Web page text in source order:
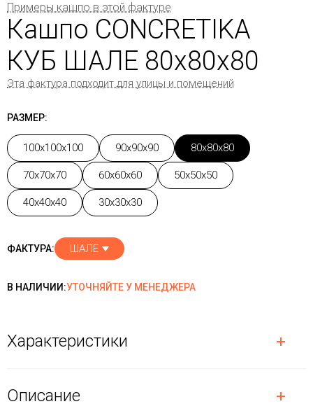
Примеры кашпо в этой фактуре
Кашпо CONCRETIKA
КУБ ШАЛЕ 80x80x80
Эта фактура подходит для улицы и помещений
РАЗМЕР:
100x100x100 90x90x90 80x80x80
70x70x70 60x60x60 50x50x50
40x40x40 30x30x30
ФАКТУРА: ШАЛЕ
В НАЛИЧИИ:УТОЧНЯЙТЕ У МЕНЕДЖЕРА
Характеристики
Описание